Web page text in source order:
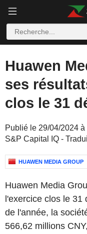
Huawen
ses
clos le 31
Publié le 29/04/2024 à
S&P Capital IQ -
HUAWEN MEDIA GROUP
Huawen Media
l'exercice clos le
de l'année, la
566,62 millions